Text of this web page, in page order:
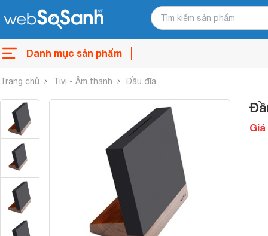
Danh mục sản phẩm
Trang chủ Tivi - Âm thanh Đầu đĩa
Giá